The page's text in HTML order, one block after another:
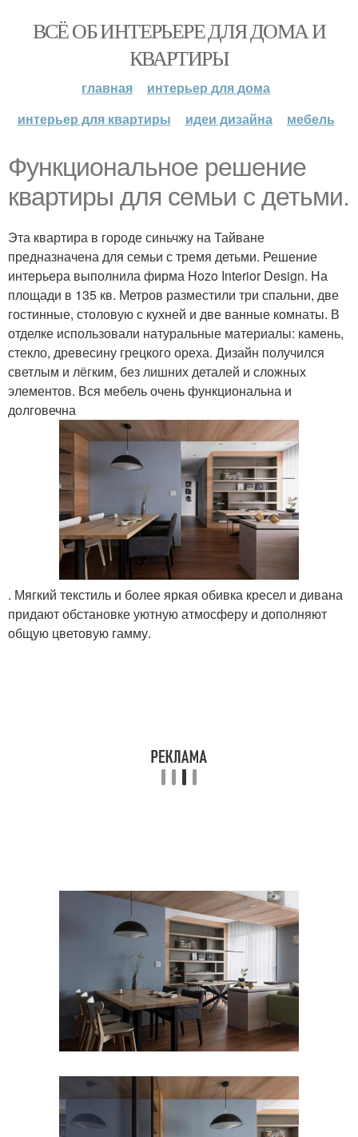
ВСЁ ОБ ИНТЕРЬЕРЕ ДЛЯ ДОМА И
КВАРТИРЫ
главная
интерьер для дома
интерьер для квартиры
идеи дизайна мебель
Функциональное решение
квартиры для семьи с детьми.
Эта квартира в городе синьчжу на Тайване
предназначена для семьи с тремя детьми. Решение
интерьера выполнила фирма Hozo Interior Design. На
площади в 135 кв. Метров разместили три спальни, две
гостинные, столовую с кухней и две ванные комнаты. В
отделке использовали натуральные материалы: камень,
стекло, древесину грецкого ореха. Дизайн получился
светлым и лёгким, без лишних деталей и сложных
элементов. Вся мебель очень функциональна и
долговечна
. Мягкий текстиль и более яркая обивка кресел и дивана
придают обстановке уютную атмосферу и дополняют
общую цветовую гамму.